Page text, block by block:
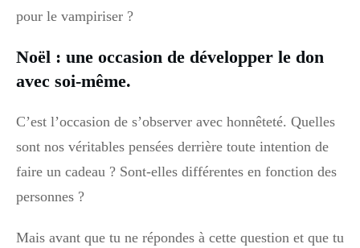
pour le vampiriser ?
Noël : une occasion de développer le don
avec soi-même.
C’est l’occasion de s’observer avec honnêteté. Quelles
sont nos véritables pensées derrière toute intention de
faire un cadeau ? Sont-elles différentes en fonction des
personnes ?
Mais avant que tu ne répondes à cette question et que tu